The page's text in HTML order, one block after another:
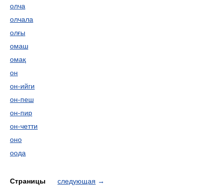
олча
олчала
олғы
омаш
омақ
он
он-ийги
он-пеш
он-пир
он-четти
оно
оода
Страницы следующая →